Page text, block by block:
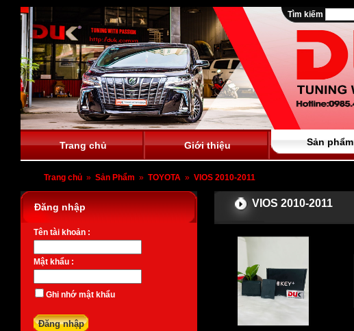
Tìm kiếm
Trang chủ Giới thiệu Sản phẩm
Trang chủ » Sản Phẩm » TOYOTA » VIOS 2010-2011
Đăng nhập
Tên tài khoản :
Mật khẩu :
Ghi nhớ mật khẩu
VIOS 2010-2011